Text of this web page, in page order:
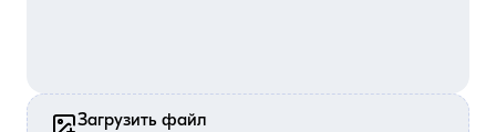
Загрузить файл